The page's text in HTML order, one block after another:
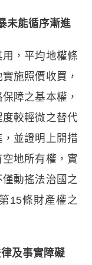
未能循序漸進
，平均地權條
施照價收買，
障之基本權，
較輕微之替代
並證明上開措
地所有權，實
動搖法治國之
15條財產權之
及事實障礙